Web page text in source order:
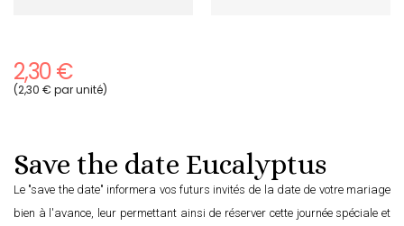
2,30 €
(2,30 € par unité)
Save the date Eucalyptus
Le "save the date" informera vos futurs invités de la date de votre mariage
bien à l'avance, leur permettant ainsi de réserver cette journée spéciale et